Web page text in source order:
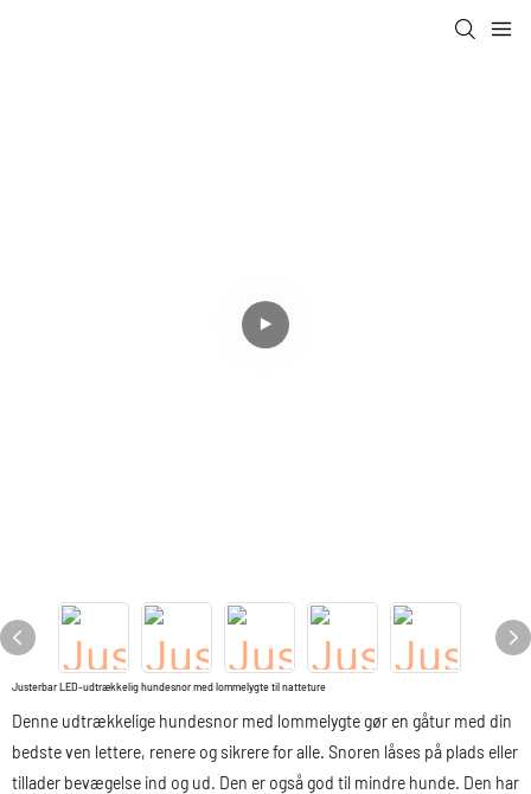
Justerbar LED-udtrækkelig hundesnor med lommelygte til natteture
Denne udtrækkelige hundesnor med lommelygte gør en gåtur med din
bedste ven lettere, renere og sikrere for alle. Snoren låses på plads eller
tillader bevægelse ind og ud. Den er også god til mindre hunde. Den har